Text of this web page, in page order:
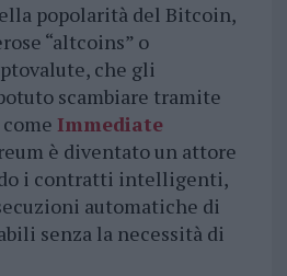
popolarità del Bitcoin,
“altcoins” o
che gli
scambiare tramite
Immediate
è diventato un attore
i contratti intelligenti,
automatiche di
senza la necessità di